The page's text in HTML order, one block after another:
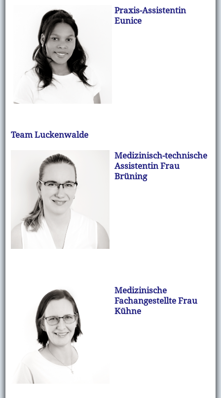
Praxis-Assistentin
Eunice
Team Luckenwalde
Medizinisch-technische
Assistentin Frau
Brüning
Medizinische
Fachangestellte Frau
Kühne